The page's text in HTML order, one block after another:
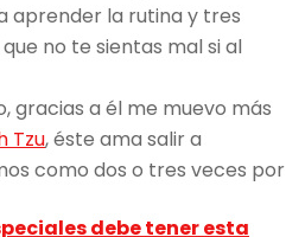
aprender la rutina y tres
no te sientas mal si al
gracias a él me muevo más
Tzu, éste ama salir a
como dos o tres veces por
debe tener esta